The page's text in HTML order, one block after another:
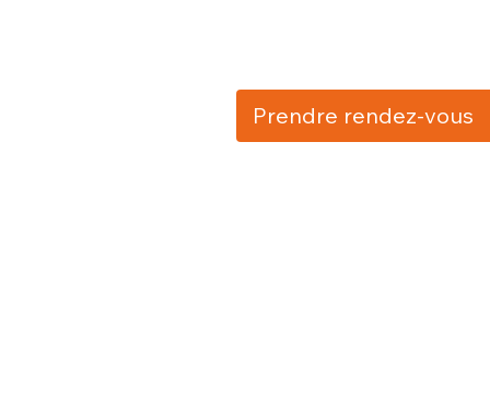
Prendre rendez-vous